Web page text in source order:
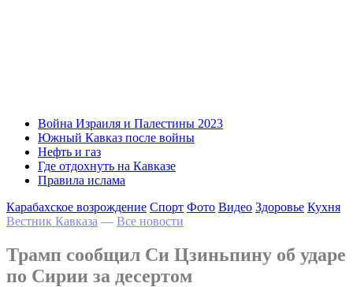
Война Израиля и Палестины 2023
Южный Кавказ после войны
Нефть и газ
Где отдохнуть на Кавказе
Правила ислама
Карабахское возрождение Спорт Фото Видео Здоровье Кухня
Вестник Кавказа — Все новости
Трамп сообщил Си Цзиньпину об ударе
по Сирии за десертом